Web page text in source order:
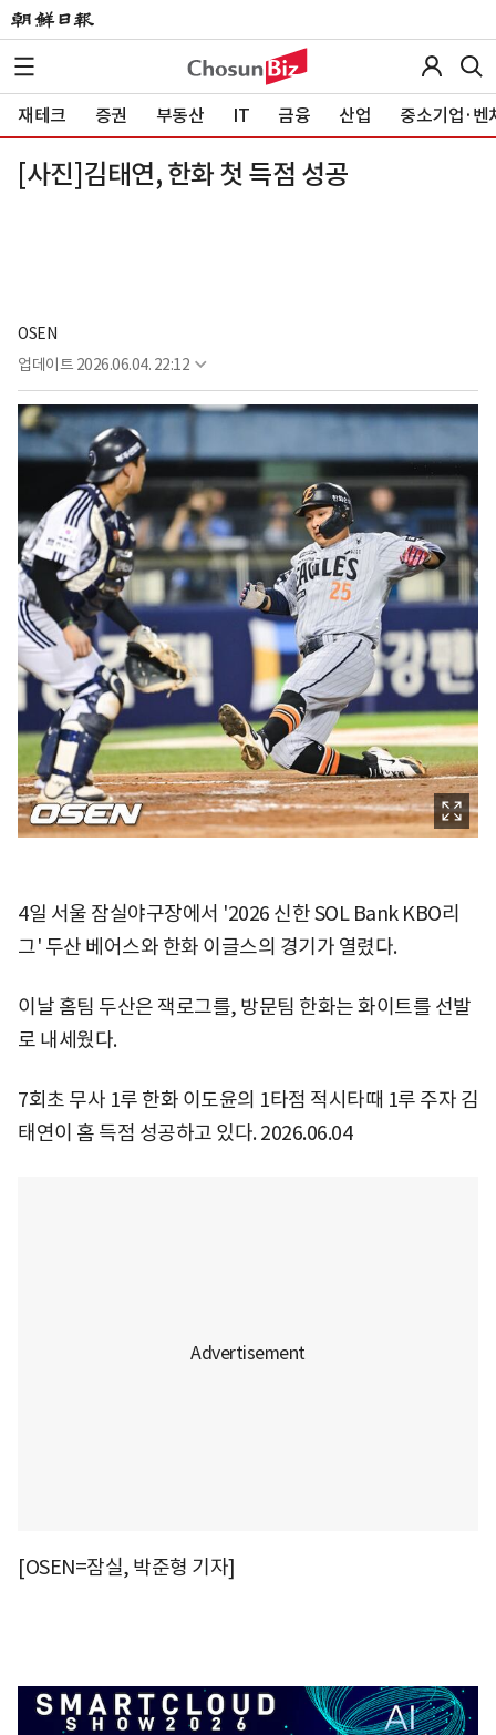
재테크 증권 부동산 IT 금융 산업 중소기업·벤
[사진]김태연, 한화 첫 득점 성공
OSEN
업데이트 2026.06.04. 22:12
4일 서울 잠실야구장에서 '2026 신한 SOL Bank KBO리
그' 두산 베어스와 한화 이글스의 경기가 열렸다.
이날 홈팀 두산은 잭로그를, 방문팀 한화는 화이트를 선발
로 내세웠다.
7회초 무사 1루 한화 이도윤의 1타점 적시타때 1루 주자 김
태연이 홈 득점 성공하고 있다. 2026.06.04
[OSEN=잠실, 박준형 기자]